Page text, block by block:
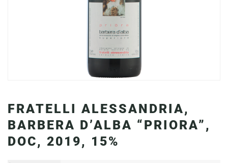
FRATELLI ALESSANDRIA,
BARBERA D’ALBA “PRIORA”,
DOC, 2019, 15%